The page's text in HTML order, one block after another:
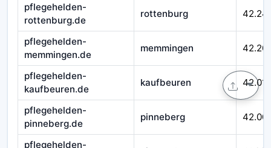
pflegehelden-
rottenburg.de
rottenburg
pflegehelden-
memmingen.de
memmingen 42.201
pflegehelden-
kaufbeuren.de
kaufbeuren
pflegehelden-
pinneberg.de
pinneberg
pflegehelden-